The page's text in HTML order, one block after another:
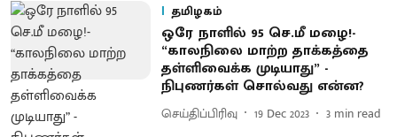
தமிழகம்
ஒரே நாளில் 95 செ.மீ மழை!-
“காலநிலை மாற்ற தாக்கத்தை
தள்ளிவைக்க முடியாது” -
நிபுணர்கள் சொல்வது என்ன?
செய்திப்பிரிவு 19 Dec 2023 3 min read